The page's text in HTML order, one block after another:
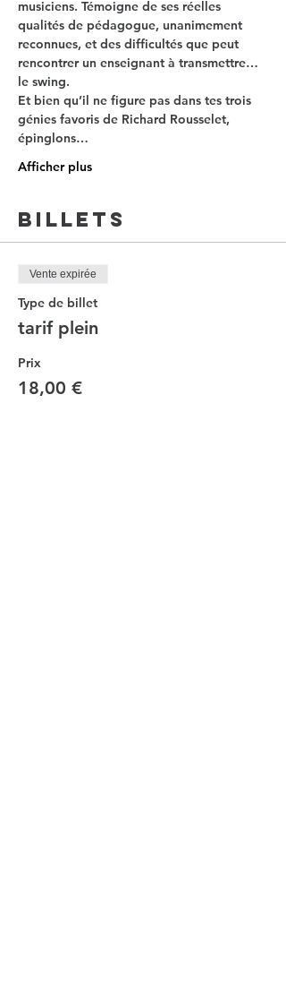
musiciens. Témoigne de ses réelles
qualités de pédagogue, unanimement
reconnues, et des difficultés que peut
rencontrer un enseignant à transmettre…
le swing.
Et bien qu’il ne figure pas dans tes trois
génies favoris de Richard Rousselet,
épinglons…
Afficher plus
Billets
Vente expirée
Type de billet
tarif plein
Prix
18,00 €